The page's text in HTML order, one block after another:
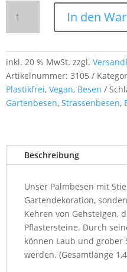
mit
Stiel
1,45 m,
extra
feste
Borsten
&
Gehsteig
In den
inkl. 20 % MwSt. zzgl.
Artikelnummer: 3105
Plastikfrei, Vegan, Besen
Gartenbesen, Strassenbesen,
Beschreibung
Unser Palmbesen mit
Gartendekoration,
Kehren von Gehsteigen,
Pflastersteine. Durch
können Laub und grober
werden. (Gesamtlänge